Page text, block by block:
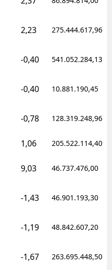
2,23 275.444.617,96
-0,40 541.052.284,13
-0,40 10.881.190,45
-0,78 128.319.248,96
1,06 205.522.114,40
9,03 46.737.476,00
-1,43 46.901.193,30
-1,19 48.842.607,20
-1,67 263.695.448,50